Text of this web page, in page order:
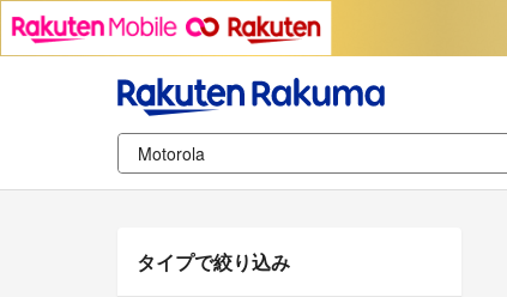
タイプで絞り込み